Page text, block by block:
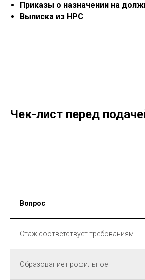
Приказы о назначении на
Выписка из НРС
Чек-лист перед
Вопрос
Стаж соответствует требованиям
Образование профильное